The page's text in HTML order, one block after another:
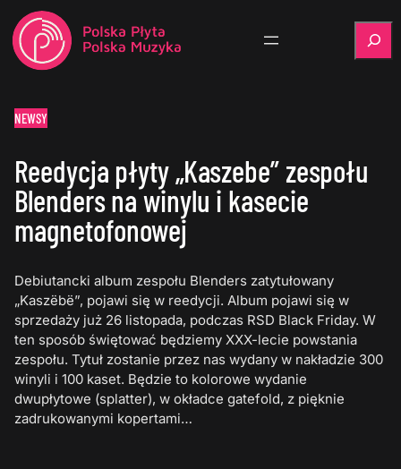
NEWSY
Reedycja płyty „Kaszebe” zespołu
Blenders na winylu i kasecie
magnetofonowej
Debiutancki album zespołu Blenders zatytułowany
„Kaszëbë”, pojawi się w reedycji. Album pojawi się w
sprzedaży już 26 listopada, podczas RSD Black Friday. W
ten sposób świętować będziemy XXX-lecie powstania
zespołu. Tytuł zostanie przez nas wydany w nakładzie 300
winyli i 100 kaset. Będzie to kolorowe wydanie
dwupłytowe (splatter), w okładce gatefold, z pięknie
zadrukowanymi kopertami…